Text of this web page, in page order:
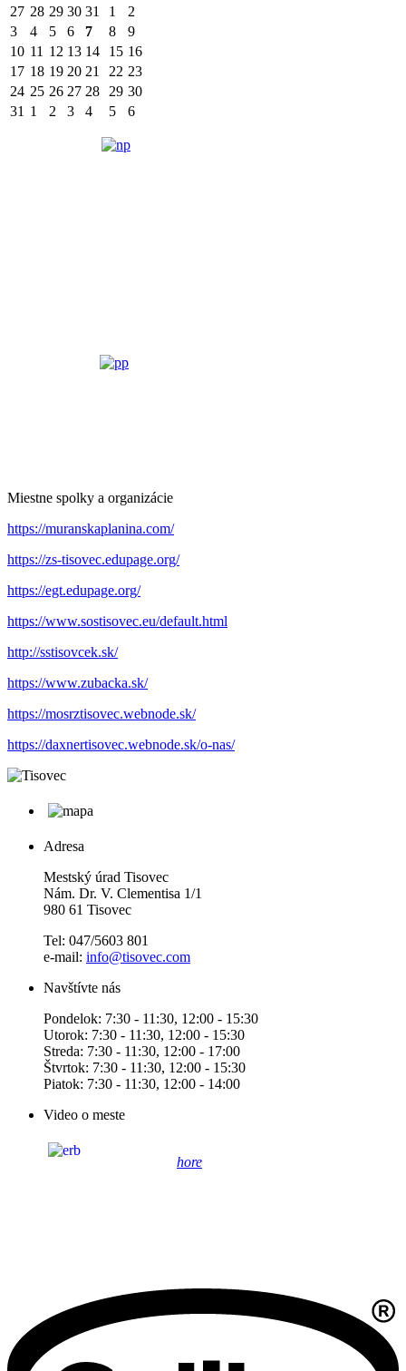
27 28 29 30 31 1
2
3
4 5 6 7 8
9
10 11 12 13 14 15 16
17 18 19 20 21 22 23
24 25 26 27 28 29 30
31 1 2 3 4 5 6
Miestne spolky a organizácie
https://muranskaplanina.com/
https://zs-tisovec.edupage.org/
https://egt.edupage.org/
https://www.sostisovec.eu/default.html
http://sstisovcek.sk/
https://www.zubacka.sk/
https://mosrztisovec.webnode.sk/
https://daxnertisovec.webnode.sk/o-nas/
Adresa
Mestský úrad Tisovec
Nám. Dr. V. Clementisa 1/1
980 61 Tisovec
Tel: 047/5603 801
e-mail: info@tisovec.com
Navštívte nás
Pondelok: 7:30 - 11:30, 12:00 - 15:30
Utorok: 7:30 - 11:30, 12:00 - 15:30
Streda: 7:30 - 11:30, 12:00 - 17:00
Štvrtok: 7:30 - 11:30, 12:00 - 15:30
Piatok: 7:30 - 11:30, 12:00 - 14:00
Video o meste
hore